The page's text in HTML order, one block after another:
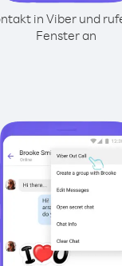
in Viber und
Fenster an